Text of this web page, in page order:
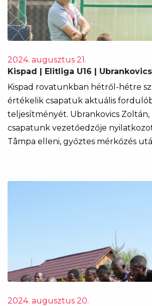
2024. augusztus 21.
Kispad | Elitliga U16 |
Kispad rovatunkban hétről-hétre
értékelik csapatuk aktuális
teljesítményét. Ubrankovics Zoltán,
csapatunk vezetőedzője
Tâmpa elleni, győztes mérkőzés
2024. augusztus 20.